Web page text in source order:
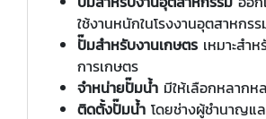
ใช้งานหนักในโรงงานอุตสาหกรร
ปั๊มสำหรับงานเกษตร เหมาะสำ
การเกษตร
จำหน่ายปั๊มน้ำ มีให้เลือกหลากห
ติดตั้งปั๊มน้ำ โดยช่างผู้ชำนาญแ